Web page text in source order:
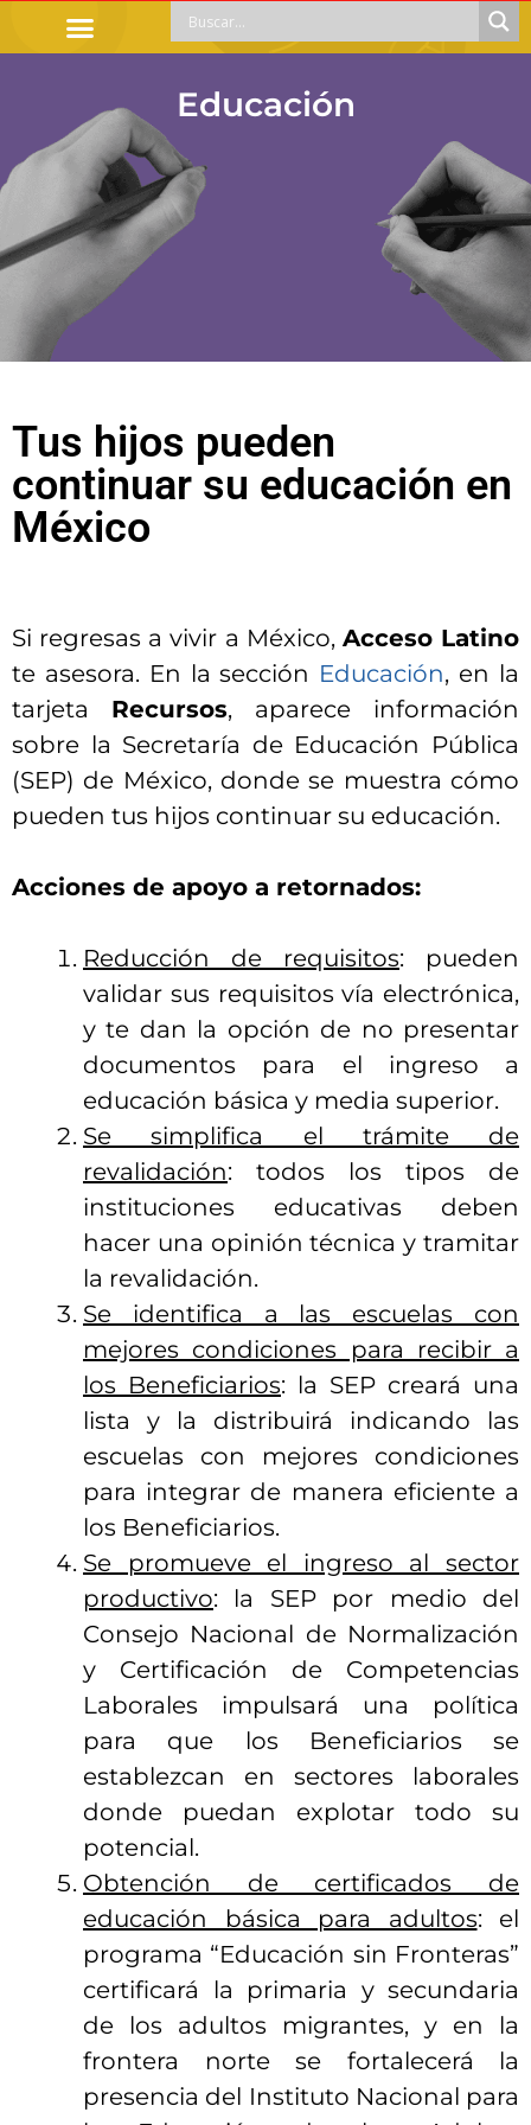
Educación
Tus hijos pueden
continuar su educación en
México
Si regresas a vivir a México, Acceso Latino
te asesora. En la sección Educación, en la
tarjeta Recursos, aparece información
sobre la Secretaría de Educación Pública
(SEP) de México, donde se muestra cómo
pueden tus hijos continuar su educación.
Acciones de apoyo a retornados:
Reducción de requisitos: pueden
validar sus requisitos vía electrónica,
y te dan la opción de no presentar
documentos para el ingreso a
educación básica y media superior.
Se simplifica el trámite de
revalidación: todos los tipos de
instituciones educativas deben
hacer una opinión técnica y tramitar
la revalidación.
Se identifica a las escuelas con
mejores condiciones para recibir a
los Beneficiarios: la SEP creará una
lista y la distribuirá indicando las
escuelas con mejores condiciones
para integrar de manera eficiente a
los Beneficiarios.
Se promueve el ingreso al sector
productivo: la SEP por medio del
Consejo Nacional de Normalización
y Certificación de Competencias
Laborales impulsará una política
para que los Beneficiarios se
establezcan en sectores laborales
donde puedan explotar todo su
potencial.
Obtención de certificados de
educación básica para adultos: el
programa “Educación sin Fronteras”
certificará la primaria y secundaria
de los adultos migrantes, y en la
frontera norte se fortalecerá la
presencia del Instituto Nacional para